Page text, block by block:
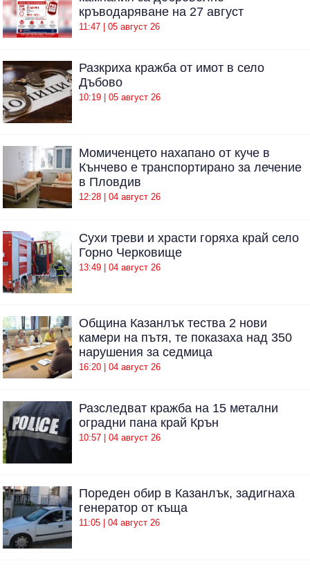
кръводаряване на 27 август
11:47 | 05 август 26
Разкриха кражба от имот в село
Дъбово
10:19 | 05 август 26
Момиченцето нахапано от куче в
Кънчево е транспортирано за лечение
в Пловдив
12:28 | 04 август 26
Сухи треви и храсти горяха край село
Горно Черковище
13:49 | 04 август 26
Община Казанлък тества 2 нови
камери на пътя, те показаха над 350
нарушения за седмица
16:20 | 04 август 26
Разследват кражба на 15 метални
оградни пана край Крън
10:57 | 04 август 26
Пореден обир в Казанлък, задигнаха
генератор от къща
11:05 | 04 август 26